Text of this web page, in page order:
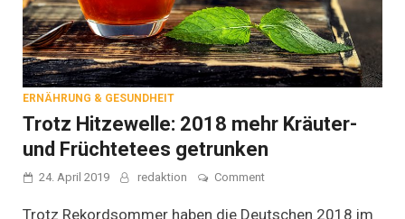
ERNÄHRUNG & GESUNDHEIT
Trotz Hitzewelle: 2018 mehr Kräuter-
und Früchtetees getrunken
24. April 2019 redaktion Commenton
Hitzewelle:
Trotz Rekordsommer haben die Deutschen 2018 im